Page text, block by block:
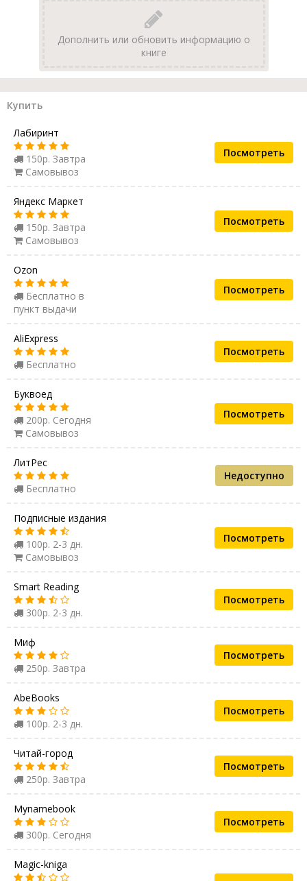
Дополнить или обновить информацию о
книге
Купить
Лабиринт
150р. Завтра
Самовывоз
Посмотреть
Яндекс Маркет
150р. Завтра
Самовывоз
Посмотреть
Ozon
Бесплатно в
пункт выдачи
Посмотреть
AliExpress
Бесплатно
Посмотреть
Буквоед
200р. Сегодня
Самовывоз
Посмотреть
ЛитРес
Бесплатно
Недоступно
Подписные издания
100р. 2-3 дн.
Самовывоз
Посмотреть
Smart Reading
300р. 2-3 дн.
Посмотреть
Миф
250р. Завтра
Посмотреть
AbeBooks
100р. 2-3 дн.
Посмотреть
Читай-город
250р. Завтра
Посмотреть
Mynamebook
300р. Сегодня
Посмотреть
Magic-kniga